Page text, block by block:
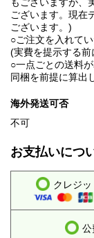
もございますが、
ございます。現在
ございます。)
○ご注文を入れて
(実費を提示する
○一点ごとの送料
同梱を前提に算出
海外発送可否
不可
お支払いにつ
クレジ
公